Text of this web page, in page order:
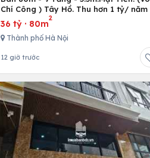
Chí Công ) Tây Hồ. Thu hơn 1 tỷ/ năm
36 tỷ· 80m
2
Thành phố Hà Nội
12 giờ trước